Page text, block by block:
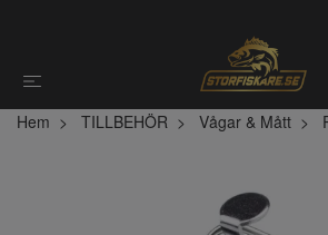
Hem TILLBEHÖR Vågar & Mått